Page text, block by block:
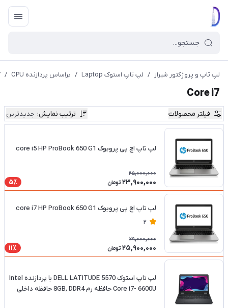
لپ تاپ و پروژکتور شیراز / لپ تاپ استوک Laptop / براساس پردازنده CPU /
Core i7
فیلتر محصولات ترتیب نمایش: جدیدترین
لپ تاپ اچ پی پروبوک core i5 HP ProBook 650 G1
25,000,000
23,900,000 تومان 5٪
لپ تاپ اچ پی پروبوک core i7 HP ProBook 650 G1
2
29,000,000
25,900,000 تومان 11٪
لپ تاپ استوک DELL LATITUDE 5570 با پردازنده Intel
Core i7- 6600U حافظه رم 8GB, DDR4 حافظه داخلی